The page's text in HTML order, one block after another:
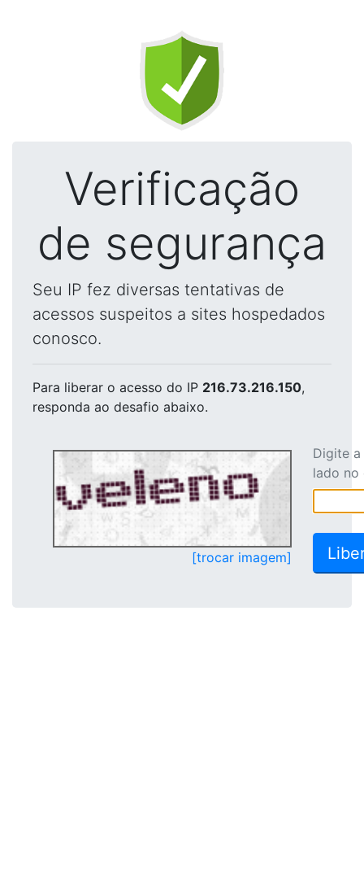
Verificação
de segurança
Seu IP fez diversas tentativas de
acessos suspeitos a sites hospedados
conosco.
Para liberar o acesso do IP 216.73.216.150,
responda ao desafio abaixo.
[trocar imagem]
Digite
lado no